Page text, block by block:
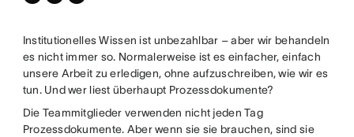
Institutionelles Wissen ist unbezahlbar – aber wir behandeln
es nicht immer so. Normalerweise ist es einfacher, einfach
unsere Arbeit zu erledigen, ohne aufzuschreiben, wie wir es
tun. Und wer liest überhaupt Prozessdokumente?
Die Teammitglieder verwenden nicht jeden Tag
Prozessdokumente. Aber wenn sie sie brauchen, sind sie